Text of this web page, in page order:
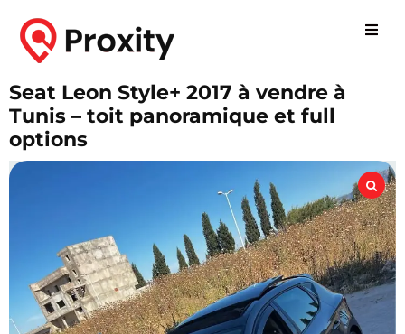
Seat Leon Style+ 2017 à vendre à
Tunis – toit panoramique et full
options